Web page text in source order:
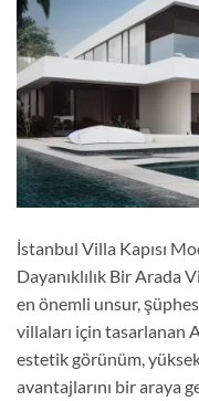
İstanbul Villa Kapısı
Dayanıklılık Bir Arada
en önemli unsur,
villaları için tasarlanan
estetik görünüm,
avantajlarını bir araya